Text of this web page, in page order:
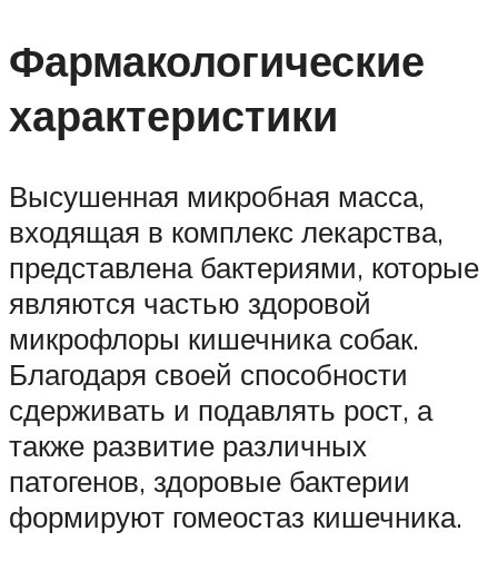
Фармакологические
характеристики
Высушенная микробная масса,
входящая в комплекс лекарства,
представлена бактериями, которые
являются частью здоровой
микрофлоры кишечника собак.
Благодаря своей способности
сдерживать и подавлять рост, а
также развитие различных
патогенов, здоровые бактерии
формируют гомеостаз кишечника.